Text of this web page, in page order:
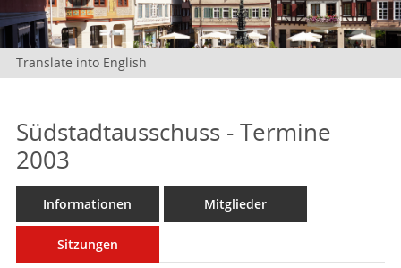
Translate into English
Südstadtausschuss - Termine
2003
Informationen Mitglieder
Sitzungen